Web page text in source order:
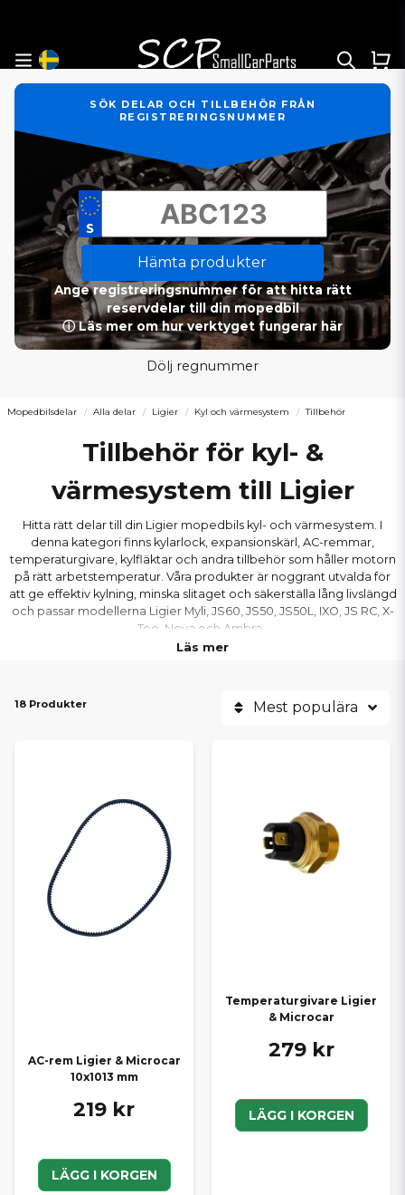
SÖK DELAR OCH TILLBEHÖR FRÅN
REGISTRERINGSNUMMER
Hämta produkter
Ange registreringsnummer för att hitta rätt
reservdelar till din mopedbil
ⓘ Läs mer om hur verktyget fungerar här
Dölj regnummer
Mopedbilsdelar Alla delar Ligier Kyl och värmesystem Tillbehör
Tillbehör för kyl- &
värmesystem till Ligier
Hitta rätt delar till din Ligier mopedbils kyl- och värmesystem. I
denna kategori finns kylarlock, expansionskärl, AC-remmar,
temperaturgivare, kylfläktar och andra tillbehör som håller motorn
på rätt arbetstemperatur. Våra produkter är noggrant utvalda för
att ge effektiv kylning, minska slitaget och säkerställa lång livslängd
och passar modellerna Ligier Myli, JS60, JS50, JS50L, IXO, JS RC, X-
Too, Nova och Ambra.
Läs mer
18 Produkter Mest populära
AC-rem Ligier & Microcar
10x1013 mm
219 kr
LÄGG I KORGEN
Temperaturgivare Ligier
& Microcar
279 kr
LÄGG I KORGEN